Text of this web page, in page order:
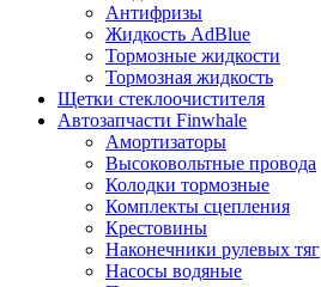
Антифризы
Жидкость AdBlue
Тормозные жидкости
Тормозная жидкость
Щетки стеклоочистителя
Автозапчасти Finwhale
Амортизаторы
Высоковольтные провода
Колодки тормозные
Комплекты сцепления
Крестовины
Наконечники рулевых тяг
Насосы водяные